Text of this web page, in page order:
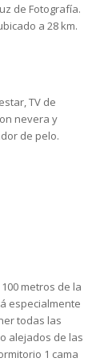
de Fotografía.
a 28 km.
TV de
nevera y
de pelo.
metros de la
especialmente
todas las
alejados de las
1 cama